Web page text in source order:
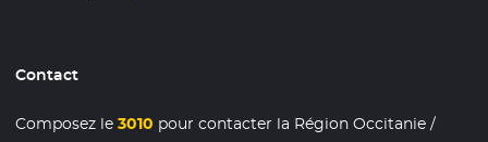
Contact
Composez le3010 pour contacter la Région Occitanie /